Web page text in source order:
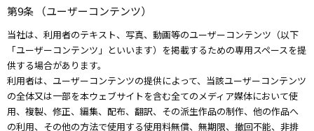
第9条 （ユーザーコンテンツ）
当社は、利用者のテキスト、写真、動画等のユーザーコンテンツ（以下
「ユーザーコンテンツ」といいます）を掲載するための専用スペースを提
供する場合があります。
利用者は、ユーザーコンテンツの提供によって、当該ユーザーコンテンツ
の全体又は一部を本ウェブサイトを含む全てのメディア媒体において使
用、複製、修正、編集、配布、翻訳、その派生作品の制作、他の作品へ
の利用、その他の方法で使用する使用料無償、無期限、撤回不能、非排